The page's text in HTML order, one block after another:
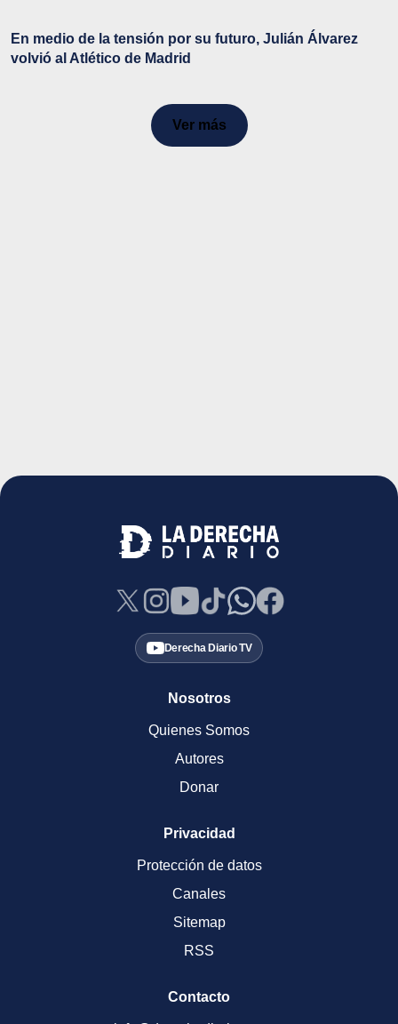
En medio de la tensión por su futuro, Julián Álvarez
volvió al Atlético de Madrid
Ver más
Derecha Diario TV
Nosotros
Quienes Somos
Autores
Donar
Privacidad
Protección de datos
Canales
Sitemap
RSS
Contacto